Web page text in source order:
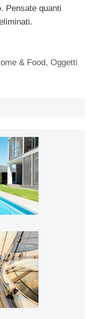
. Pensate quanti
& Food,Oggetti